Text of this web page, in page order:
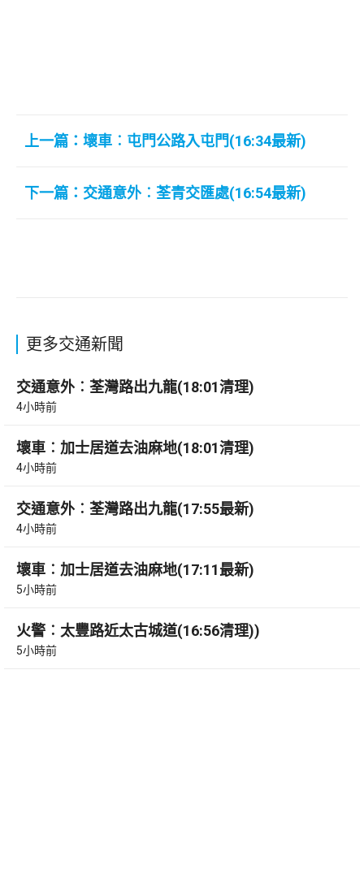
上一篇：壞車︰屯門公路入屯門(16:34最新)
下一篇：交通意外︰荃青交匯處(16:54最新)
更多交通新聞
交通意外︰荃灣路出九龍(18:01清理)
4小時前
壞車︰加士居道去油麻地(18:01清理)
4小時前
交通意外︰荃灣路出九龍(17:55最新)
4小時前
壞車︰加士居道去油麻地(17:11最新)
5小時前
火警︰太豐路近太古城道(16:56清理))
5小時前